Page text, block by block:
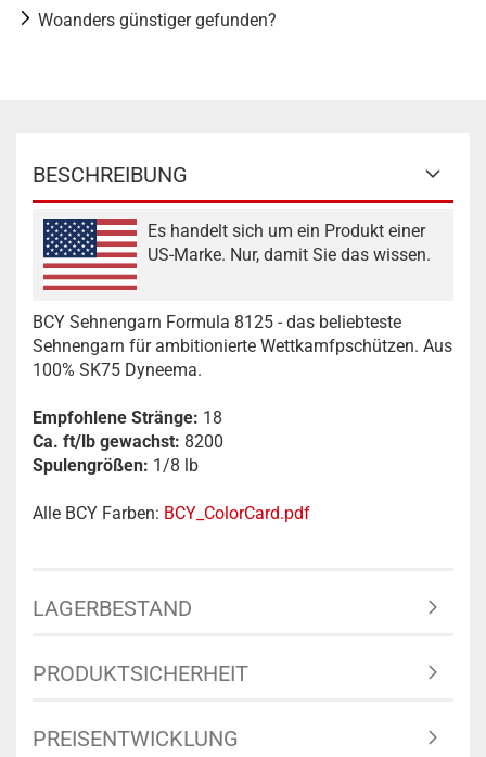
Woanders günstiger gefunden?
BESCHREIBUNG
Es handelt sich um ein Produkt einer
US-Marke. Nur, damit Sie das wissen.
BCY Sehnengarn Formula 8125 - das beliebteste
Sehnengarn für ambitionierte Wettkamfpschützen. Aus
100% SK75 Dyneema.
Empfohlene Stränge: 18
Ca. ft/lb gewachst: 8200
Spulengrößen: 1/8 lb
Alle BCY Farben: BCY_ColorCard.pdf
LAGERBESTAND
PRODUKTSICHERHEIT
PREISENTWICKLUNG